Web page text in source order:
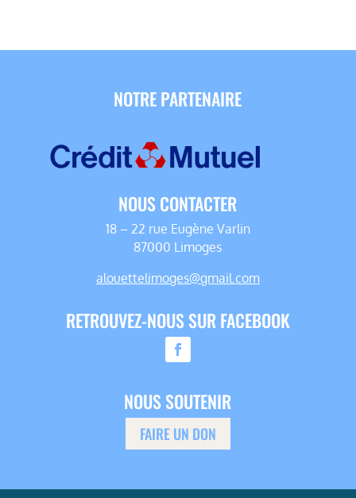
NOTRE PARTENAIRE
NOUS CONTACTER
18 – 22 rue Eugène Varlin
87000 Limoges
alouettelimoges@gmail.com
RETROUVEZ-NOUS SUR FACEBOOK
NOUS SOUTENIR
FAIRE UN DON